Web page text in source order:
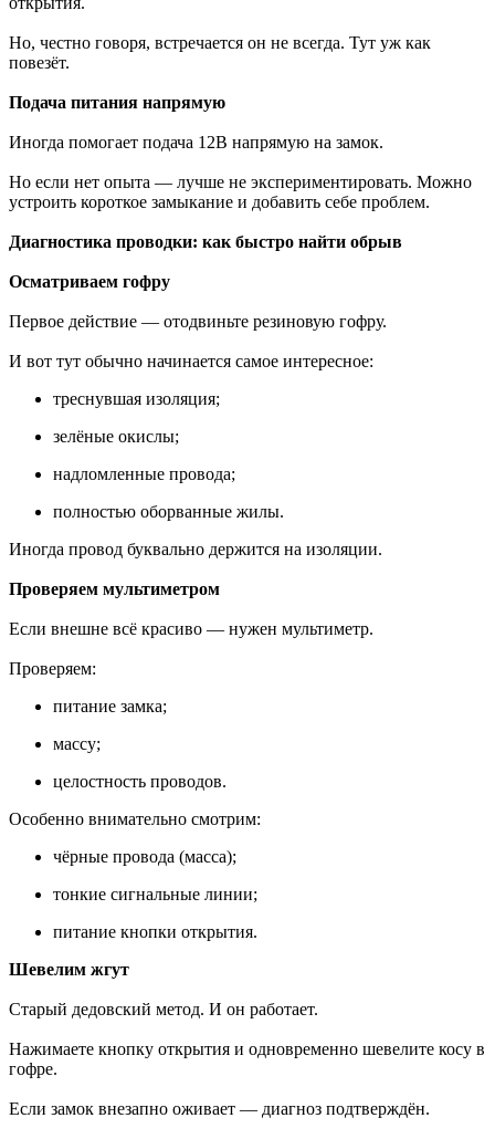
Но, честно говоря, встречается он не всегда. Тут уж как
повезёт.
Подача питания напрямую
Иногда помогает подача 12В напрямую на замок.
Но если нет опыта — лучше не экспериментировать. Можно
устроить короткое замыкание и добавить себе проблем.
Диагностика проводки: как быстро найти обрыв
Осматриваем гофру
Первое действие — отодвиньте резиновую гофру.
И вот тут обычно начинается самое интересное:
треснувшая изоляция;
зелёные окислы;
надломленные провода;
полностью оборванные жилы.
Иногда провод буквально держится на изоляции.
Проверяем мультиметром
Если внешне всё красиво — нужен мультиметр.
Проверяем:
питание замка;
массу;
целостность проводов.
Особенно внимательно смотрим:
чёрные провода (масса);
тонкие сигнальные линии;
питание кнопки открытия.
Шевелим жгут
Старый дедовский метод. И он работает.
Нажимаете кнопку открытия и одновременно шевелите косу в
гофре.
Если замок внезапно оживает — диагноз подтверждён.